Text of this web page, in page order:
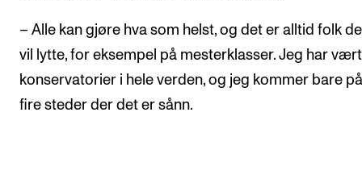
– Alle kan gjøre hva som helst, og det er alltid folk
vil lytte, for eksempel på mesterklasser. Jeg har
konservatorier i hele verden, og jeg kommer bare
fire steder der det er sånn.